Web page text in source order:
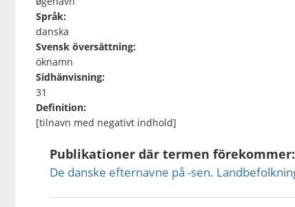
Språk:
danska
Svensk översättning:
öknamn
Sidhänvisning:
31
Definition:
[tilnavn med negativt indhold]
Publikationer där termen förekommer:
De danske efternavne på -sen.